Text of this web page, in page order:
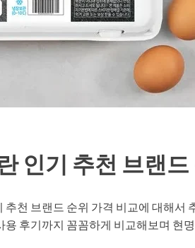
인기 추천 브랜
추천 브랜드 순위 가격 비교에 대해서
용 후기까지 꼼꼼하게 비교해보며 현